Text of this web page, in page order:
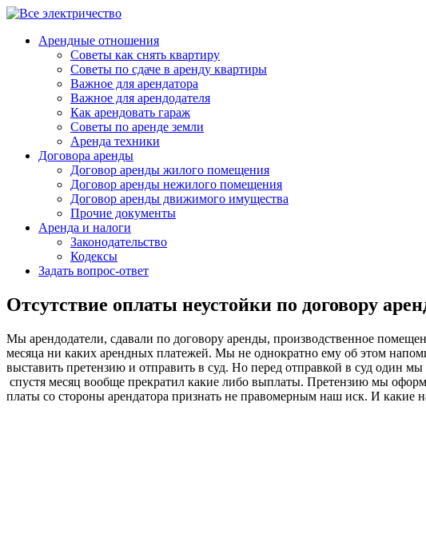
Арендные отношения
Советы как снять квартиру
Советы по сдаче в аренду квартиры
Важное для арендатора
Важное для арендодателя
Как арендовать гараж
Советы по аренде земли
Аренда техники
Договора аренды
Договор аренды жилого помещения
Договор аренды нежилого помещения
Договор аренды движимого имущества
Прочие документы
Аренда и налоги
Законодательство
Кодексы
Задать вопрос-ответ
Отсутствие оплаты неустойки по договору
Мы арендодатели, сдавали по договору аренды, производственное
месяца ни каких арендных платежей. Мы не однократно ему об этом
выставить претензию и отправить в суд. Но перед отправкой в суд один
спустя месяц вообще прекратил какие либо выплаты. Претензию мы
платы со стороны арендатора признать не правомерным наш иск. И какие